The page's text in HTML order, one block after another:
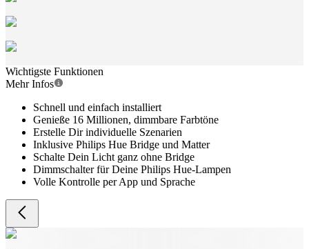
Wichtigste Funktionen
Mehr Infos
Schnell und einfach installiert
Genieße 16 Millionen, dimmbare Farbtöne
Erstelle Dir individuelle Szenarien
Inklusive Philips Hue Bridge und Matter
Schalte Dein Licht ganz ohne Bridge
Dimmschalter für Deine Philips Hue-Lampen
Volle Kontrolle per App und Sprache